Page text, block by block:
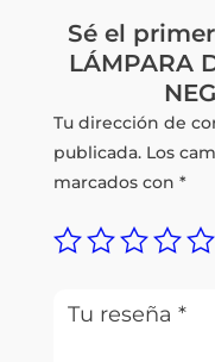
Sé el
LÁMPARA
Tu dirección de
publicada. Los
marcados con *